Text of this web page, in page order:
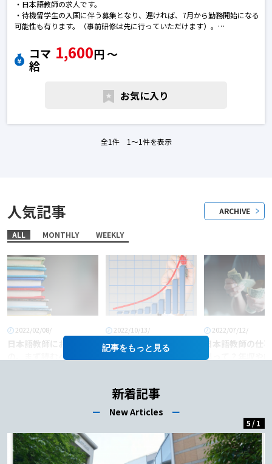
・日本語教師の求人です。
・待機留学生の入国に伴う募集となり、遅ければ、7月から勤務開始になる
可能性も有ります。（事前研修は先に行っていただけます）。
方、大歓迎。
・「回数は少なくてもいいから、早めに勤務開始したい」等ご相談可。
ご質問などございましたら、お気軽へお問い合わせください。日本語教師
コマ
給
1,600円 〜
お気に入り
全1件 1〜1件を表示
人気記事
ALL MONTHLY WEEKLY
ARCHIVE
2022/02/08/
日本語教師におすすめ
の、まず読むべき本6
2022/10/13/
「日本語教師」という
職業に将来性はある
2022/07/12/
日本語教師の仕
料って？年収や
記事を
新着記事
ー New Articles ー
5 /1